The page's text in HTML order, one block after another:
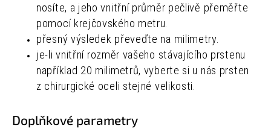
nosíte, a jeho vnitřní průměr pečlivě přeměřte
pomocí krejčovského metru.
přesný výsledek převeďte na milimetry.
je-li vnitřní rozměr vašeho stávajícího prstenu
například 20 milimetrů, vyberte si u nás prsten
z chirurgické oceli stejné velikosti.
Doplňkové parametry